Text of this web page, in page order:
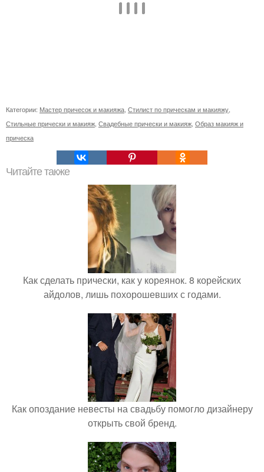
Категории: Мастер причесок и макияжа Стилист по прическам и макияжу
Стильные прически и макияж Свадебные прически и макияж Образ макияж и
прическа
Читайте также
Как сделать прически, как у кореянок. 8 корейских
айдолов, лишь похорошевших с годами.
Как опоздание невесты на свадьбу помогло дизайнеру
открыть свой бренд.